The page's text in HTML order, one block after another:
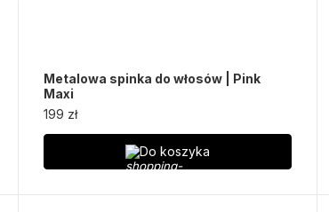
Metalowa spinka do włosów | Pink
Maxi
199 zł
Do koszyka